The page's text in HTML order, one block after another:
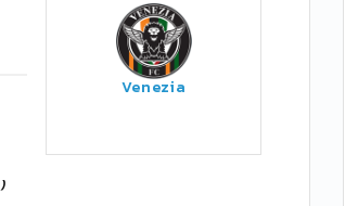
Venezia